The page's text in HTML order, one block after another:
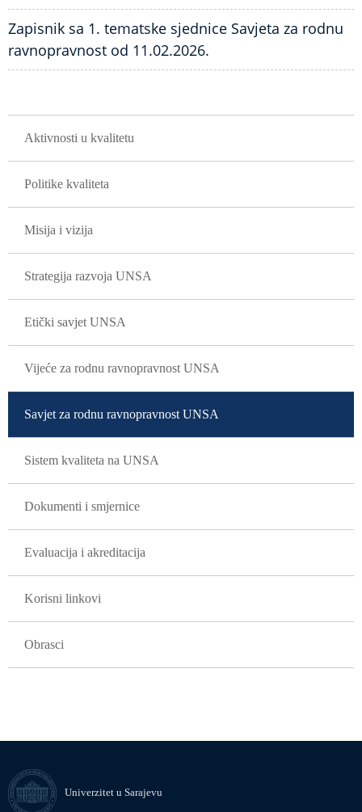
Zapisnik sa 1. tematske sjednice Savjeta za rodnu
ravnopravnost od 11.02.2026.
Aktivnosti u kvalitetu
Politike kvaliteta
Misija i vizija
Strategija razvoja UNSA
Etički savjet UNSA
Vijeće za rodnu ravnopravnost UNSA
Savjet za rodnu ravnopravnost UNSA
Sistem kvaliteta na UNSA
Dokumenti i smjernice
Evaluacija i akreditacija
Korisni linkovi
Obrasci
Univerzitet u Sarajevu